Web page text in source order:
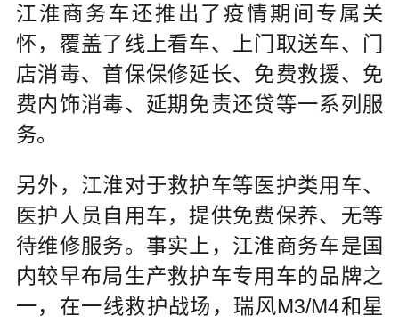
江淮商务车还推出了疫情期间专属关
怀，覆盖了线上看车、上门取送车、门
店消毒、首保保修延长、免费救援、免
费内饰消毒、延期免责还贷等一系列服
务。
另外，江淮对于救护车等医护类用车、
医护人员自用车，提供免费保养、无等
待维修服务。事实上，江淮商务车是国
内较早布局生产救护车专用车的品牌之
一，在一线救护战场，瑞风M3/M4和星